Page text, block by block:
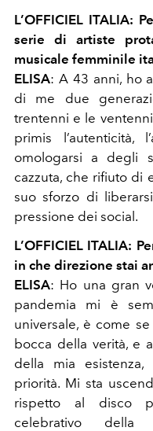
L’OFFICIEL ITALIA:
serie di artiste
musicale femminile
ELISA: A 43 anni, ho
di me due
trentenni e le
primis
omologarsi a degli
cazzuta, che rifiuto di
suo sforzo di
pressione dei social.
L’OFFICIEL ITALIA:
in che direzione stai
ELISA: Ho una gran
pandemia mi è
universale, è come
bocca della verità, e
della mia
priorità. Mi sta
rispetto al disco
celebrativo della